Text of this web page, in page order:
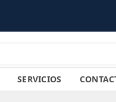
SERVICIOS